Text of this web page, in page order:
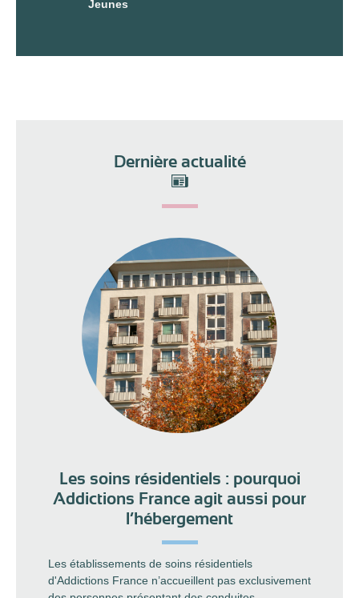
Jeunes
Dernière actualité
Les soins résidentiels : pourquoi
Addictions France agit aussi pour
l’hébergement
Les établissements de soins résidentiels
d'Addictions France n’accueillent pas exclusivement